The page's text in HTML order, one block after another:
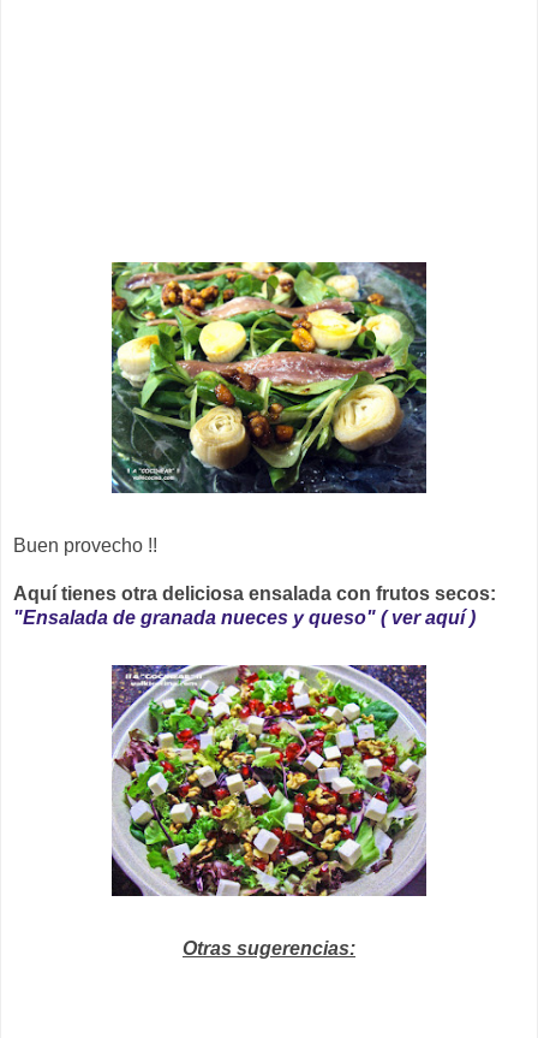
Buen provecho !!
Aquí tienes otra deliciosa ensalada con frutos secos:
"Ensalada de granada nueces y queso" ( ver aquí )
Otras sugerencias: